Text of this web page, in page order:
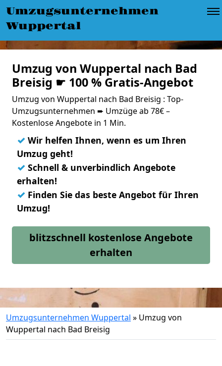
Umzugsunternehmen
Wuppertal
Umzug von Wuppertal nach Bad
Breisig ☛ 100 % Gratis-Angebot
Umzug von Wuppertal nach Bad Breisig : Top-
Umzugsunternehmen ➨ Umzüge ab 78€ –
Kostenlose Angebote in 1 Min.
✓ Wir helfen Ihnen, wenn es um Ihren
Umzug geht!
✓ Schnell & unverbindlich Angebote
erhalten!
✓ Finden Sie das beste Angebot für Ihren
Umzug!
blitzschnell kostenlose Angebote
erhalten
Umzugsunternehmen Wuppertal » Umzug von
Wuppertal nach Bad Breisig